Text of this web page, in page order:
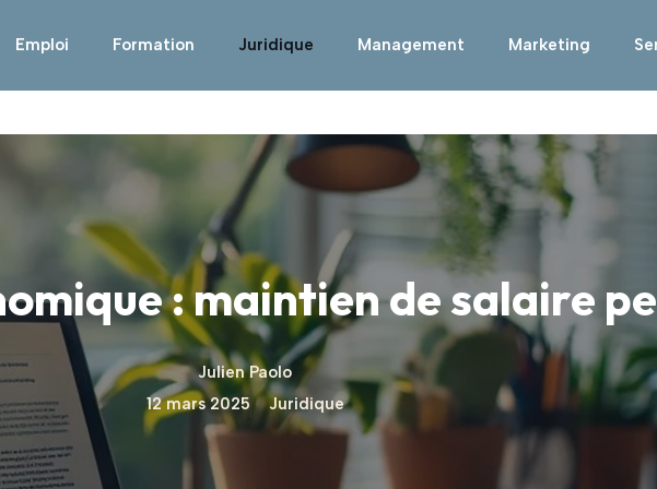
Emploi Formation Juridique Management Marketing
: maintien de salaire
Julien Paolo
12 mars 2025
Juridique